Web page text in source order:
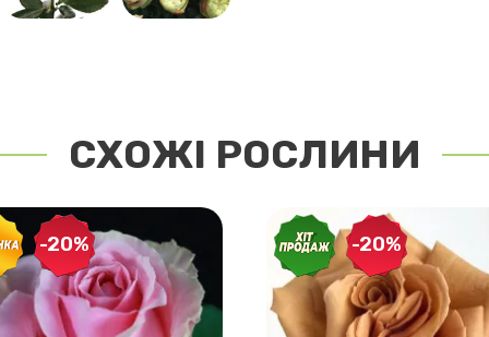
СХОЖІ РОСЛИНИ
-20% -20%